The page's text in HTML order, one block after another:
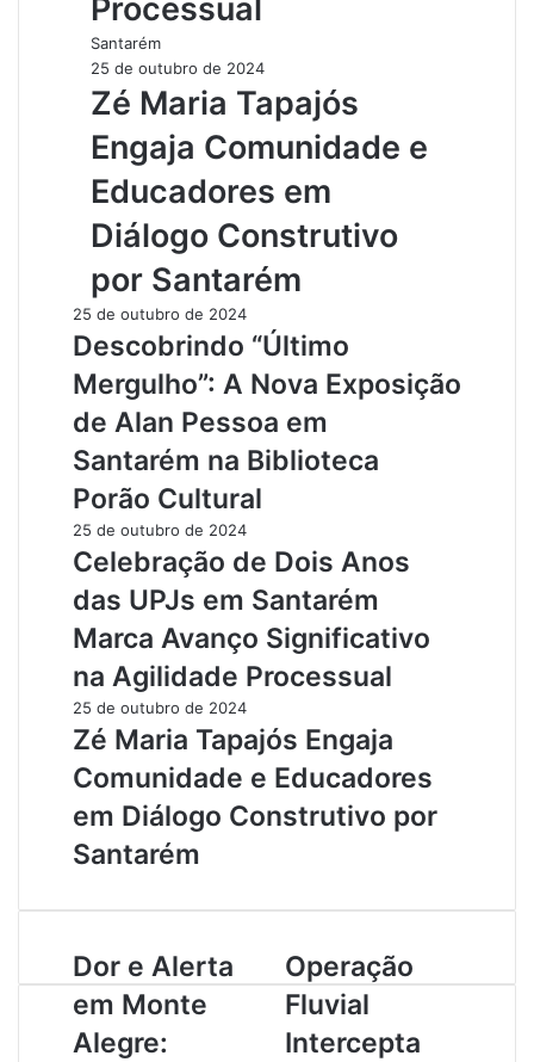
Processual
Santarém
25 de outubro de 2024
Zé Maria Tapajós
Engaja Comunidade e
Educadores em
Diálogo Construtivo
por Santarém
25 de outubro de 2024
Descobrindo “Último
Mergulho”: A Nova Exposição
de Alan Pessoa em
Santarém na Biblioteca
Porão Cultural
25 de outubro de 2024
Celebração de Dois Anos
das UPJs em Santarém
Marca Avanço Significativo
na Agilidade Processual
25 de outubro de 2024
Zé Maria Tapajós Engaja
Comunidade e Educadores
em Diálogo Construtivo por
Santarém
D
o
r
e
Dor e Alerta
em Monte
Alegre:
O
p
e
r
Operação
Fluvial
Intercepta